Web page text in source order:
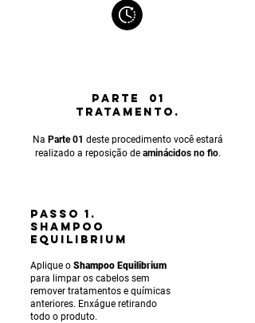
PARTE 01
TRATAMENTO.
Na Parte 01 deste procedimento você estará
realizado a reposição de aminácidos no fio.
PASSO 1.
SHAMPOO
EQUILIBRIUM
Aplique o Shampoo Equilibrium
para limpar os cabelos sem
remover tratamentos e químicas
anteriores. Enxágue retirando
todo o produto.